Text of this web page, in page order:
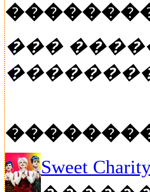
���
Sweet